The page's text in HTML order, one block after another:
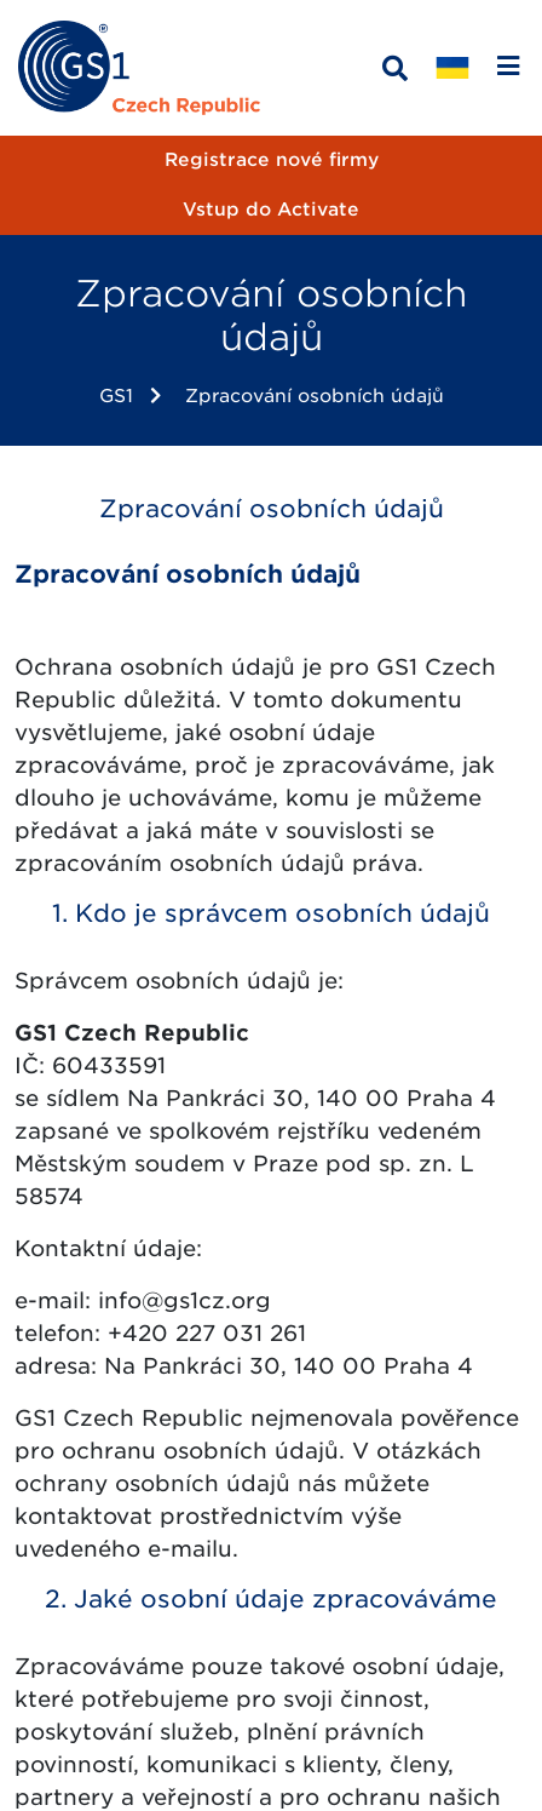
Registrace nové firmy
Vstup do Activate
Zpracování osobních
údajů
GS1 Zpracování osobních údajů
Zpracování osobních údajů
Zpracování osobních údajů
Ochrana osobních údajů je pro GS1 Czech
Republic důležitá. V tomto dokumentu
vysvětlujeme, jaké osobní údaje
zpracováváme, proč je zpracováváme, jak
dlouho je uchováváme, komu je můžeme
předávat a jaká máte v souvislosti se
zpracováním osobních údajů práva.
1. Kdo je správcem osobních údajů
Správcem osobních údajů je:
GS1 Czech Republic
IČ: 60433591
se sídlem Na Pankráci 30, 140 00 Praha 4
zapsané ve spolkovém rejstříku vedeném
Městským soudem v Praze pod sp. zn. L
58574
Kontaktní údaje:
e-mail: info@gs1cz.org
telefon: +420 227 031 261
adresa: Na Pankráci 30, 140 00 Praha 4
GS1 Czech Republic nejmenovala pověřence
pro ochranu osobních údajů. V otázkách
ochrany osobních údajů nás můžete
kontaktovat prostřednictvím výše
uvedeného e-mailu.
2. Jaké osobní údaje zpracováváme
Zpracováváme pouze takové osobní údaje,
které potřebujeme pro svoji činnost,
poskytování služeb, plnění právních
povinností, komunikaci s klienty, členy,
partnery a veřejností a pro ochranu našich